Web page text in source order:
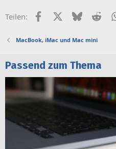
Teilen: FacebookX (Twitter)
Bluesky
MacBook, iMac und Mac mini
Passend zum Thema